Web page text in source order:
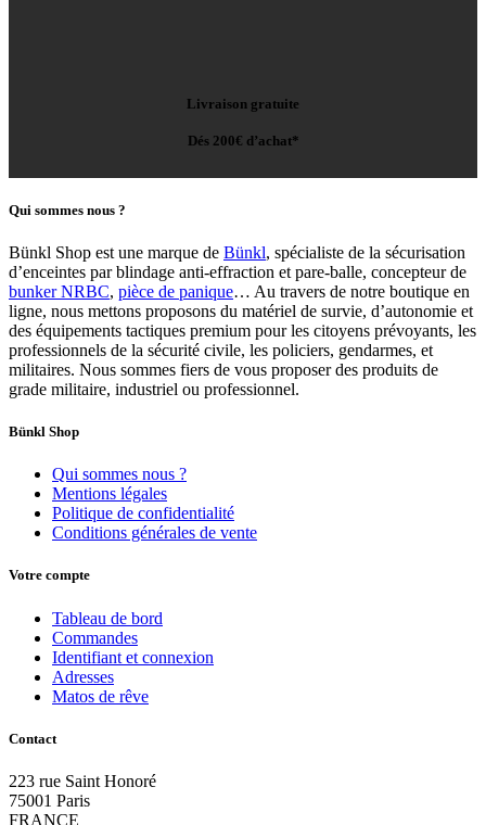
Livraison gratuite
Dés 200€ d’achat*
Qui sommes nous ?
Bünkl Shop est une marque de Bünkl, spécialiste de la sécurisation
d’enceintes par blindage anti-effraction et pare-balle, concepteur de
bunker NRBC, pièce de panique… Au travers de notre boutique en
ligne, nous mettons proposons du matériel de survie, d’autonomie et
des équipements tactiques premium pour les citoyens prévoyants, les
professionnels de la sécurité civile, les policiers, gendarmes, et
militaires. Nous sommes fiers de vous proposer des produits de
grade militaire, industriel ou professionnel.
Bünkl Shop
Qui sommes nous ?
Mentions légales
Politique de confidentialité
Conditions générales de vente
Votre compte
Tableau de bord
Commandes
Identifiant et connexion
Adresses
Matos de rêve
Contact
223 rue Saint Honoré
75001 Paris
FRANCE